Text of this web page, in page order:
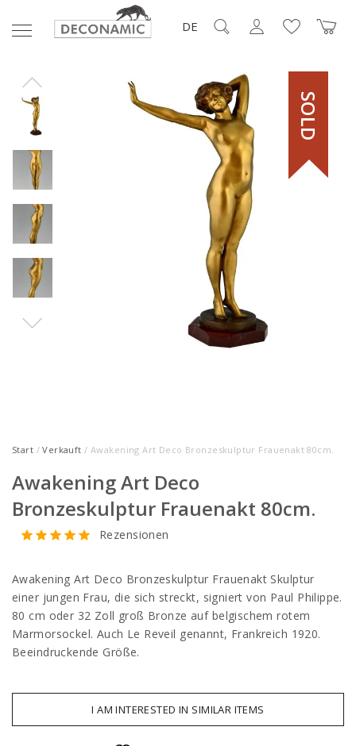
DE
SOLD
Start /Verkauft / Awakening Art Deco Bronzeskulptur Frauenakt 80cm.
Awakening Art Deco
Bronzeskulptur Frauenakt 80cm.
Rezensionen
Awakening Art Deco Bronzeskulptur Frauenakt Skulptur
einer jungen Frau, die sich streckt, signiert von Paul Philippe.
80 cm oder 32 Zoll groß Bronze auf belgischem rotem
Marmorsockel. Auch Le Reveil genannt, Frankreich 1920.
Beeindruckende Größe.
I AM INTERESTED IN SIMILAR ITEMS